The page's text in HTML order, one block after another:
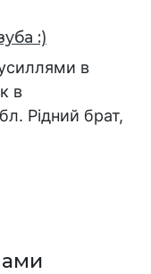
:)
в
в
Рідний брат,